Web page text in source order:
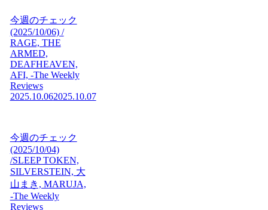
今週のチェック
(2025/10/06) /
RAGE, THE
ARMED,
DEAFHEAVEN,
AFI, -The Weekly
Reviews
2025.10.062025.10.07
今週のチェック
(2025/10/04)
/SLEEP TOKEN,
SILVERSTEIN, 大
山まき, MARUJA,
-The Weekly
Reviews